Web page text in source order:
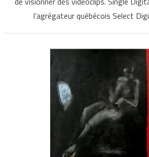
l’agrégateur québécois Select